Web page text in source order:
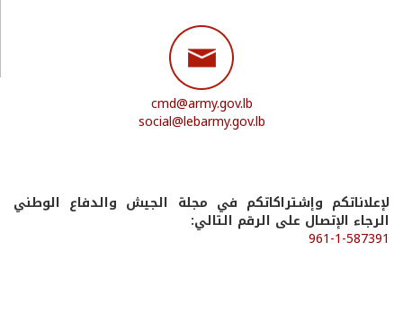
cmd@army.gov.lb
social@lebarmy.gov.lb
لإعلاناتكم وإشتراكاتكم في مجلة الجيش والدفاع الوطني
الرجاء الإتصال على الرقم التالي:
961-1-587391